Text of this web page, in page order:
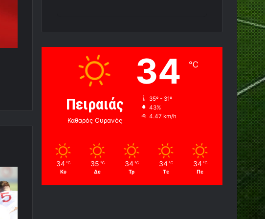
Πειραιάς
Καθαρός Ουρανός
34 ℃
35º - 31º
43%
4.47 km/h
34 ℃
Κυ
35 ℃
Δε
34 ℃
Τρ
34 ℃
Τε
34 ℃
Πε